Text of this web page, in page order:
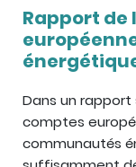
Rapport de
Dans un rapport
comptes
communautés